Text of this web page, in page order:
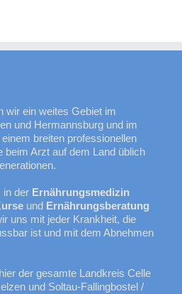
wir ein weites Gebiet im
und Hermannsburg und im
breiten professionellen
beim Arzt auf dem Land üblich
in der Ernährungsmedizin
und Ernährungsberatung
uns mit jeder Krankheit, die
ist und mit dem Abnehmen
der gesamte Landkreis Celle
und Soltau-Fallingbostel /